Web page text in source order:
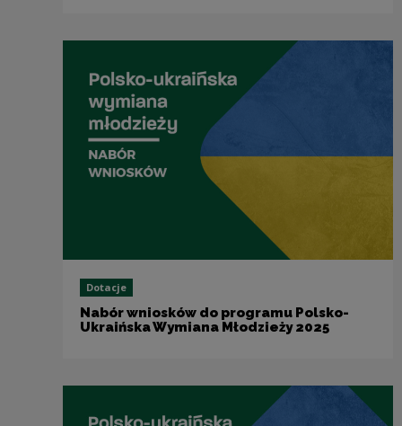
Dotacje
Nabór wniosków do programu Polsko-
Ukraińska Wymiana Młodzieży 2025